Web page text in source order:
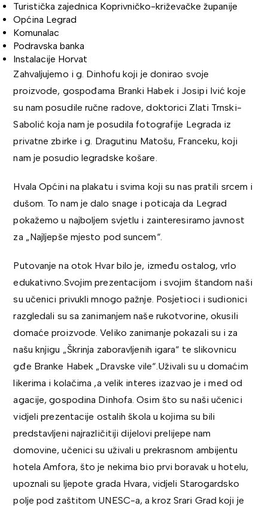
Turistička zajednica Koprivničko-križevačke županije
Općina Legrad
Komunalac
Podravska banka
Instalacije Horvat
Zahvaljujemo i g. Dinhofu koji je donirao svoje
proizvode, gospođama Branki Habek i Josipi Ivić koje
su nam posudile ručne radove, doktorici Zlati Trnski-
Sabolić koja nam je posudila fotografije Legrada iz
privatne zbirke i g. Dragutinu Matošu, Franceku, koji
nam je posudio legradske košare.
Hvala Općini na plakatu i svima koji su nas pratili srcem i
dušom. To nam je dalo snage i poticaja da Legrad
pokažemo u najboljem svjetlu i zainteresiramo javnost
za „Najljepše mjesto pod suncem“.
Putovanje na otok Hvar bilo je, između ostalog, vrlo
edukativno.Svojim prezentacijom i svojim štandom naši
su učenici privukli mnogo pažnje. Posjetioci i sudionici
razgledali su sa zanimanjem naše rukotvorine, okusili
domaće proizvode. Veliko zanimanje pokazali su i za
našu knjigu „Škrinja zaboravljenih igara“ te slikovnicu
gđe Branke Habek „Dravske vile“.Uživali su u domaćim
likerima i kolačima ,a velik interes izazvao je i med od
agacije, gospodina Dinhofa. Osim što su naši učenici
vidjeli prezentacije ostalih škola u kojima su bili
predstavljeni najrazličitiji dijelovi prelijepe nam
domovine, učenici su uživali u prekrasnom ambijentu
hotela Amfora, što je nekima bio prvi boravak u hotelu,
upoznali su ljepote grada Hvara, vidjeli Starogardsko
polje pod zaštitom UNESC-a, a kroz Srari Grad koji je